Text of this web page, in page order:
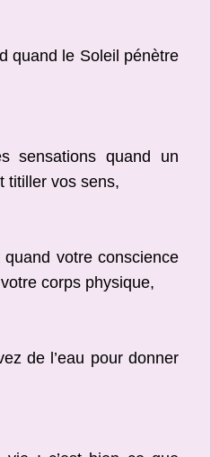
quand le Soleil pénètre
sensations quand un
titiller vos sens,
votre conscience
corps physique,
de l’eau pour donner